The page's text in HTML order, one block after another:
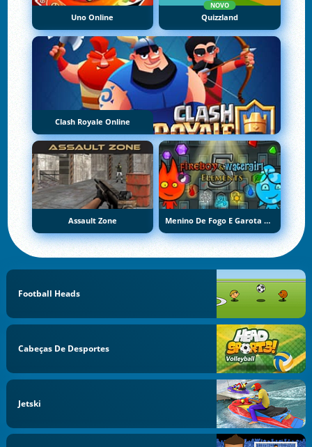
Uno Online
NOVO
Quizzland
Clash Royale Online
Assault Zone Menino De Fogo E Garota De Água 5: Elementos
Football Heads
Cabeças De Desportes
Jetski